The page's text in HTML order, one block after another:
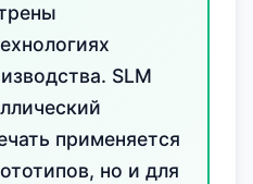
SLM
применяется
но и для